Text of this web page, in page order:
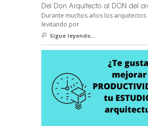
Del Don Arquitecto al DON del
Durante muchos años los arquitectos
levitando por
Sigue leyendo...